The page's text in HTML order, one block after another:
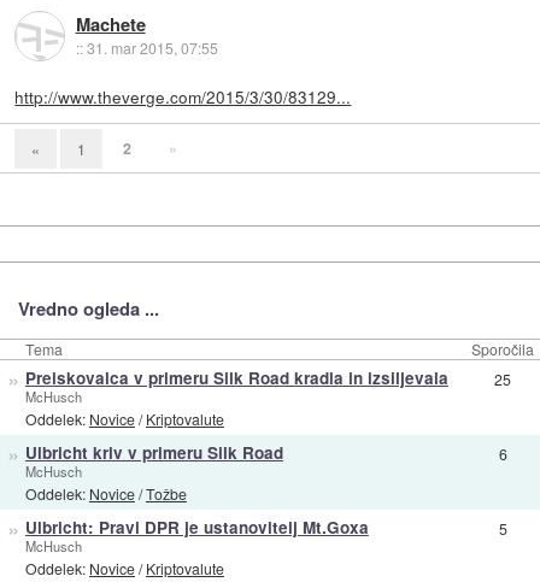
Machete
::31. mar 2015, 07:55
http://www.theverge.com/2015/3/30/83129...
« 1 2 »
Vredno ogleda ...
Tema Sporočila
» Preiskovalca v primeru Silk Road kradla in izsiljevala
McHusch
Oddelek: Novice/Kriptovalute
25
» Ulbricht kriv v primeru Silk Road
McHusch
Oddelek: Novice/Tožbe
6
» Ulbricht: Pravi DPR je ustanovitelj Mt.Goxa
McHusch
Oddelek: Novice/Kriptovalute
5